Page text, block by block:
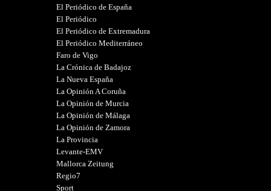
El Periódico de España
El Periódico
El Periódico de Extremadura
El Periódico Mediterráneo
Faro de Vigo
La Crónica de Badajoz
La Nueva España
La Opinión A Coruña
La Opinión de Murcia
La Opinión de Málaga
La Opinión de Zamora
La Provincia
Levante-EMV
Mallorca Zeitung
Regio7
Sport